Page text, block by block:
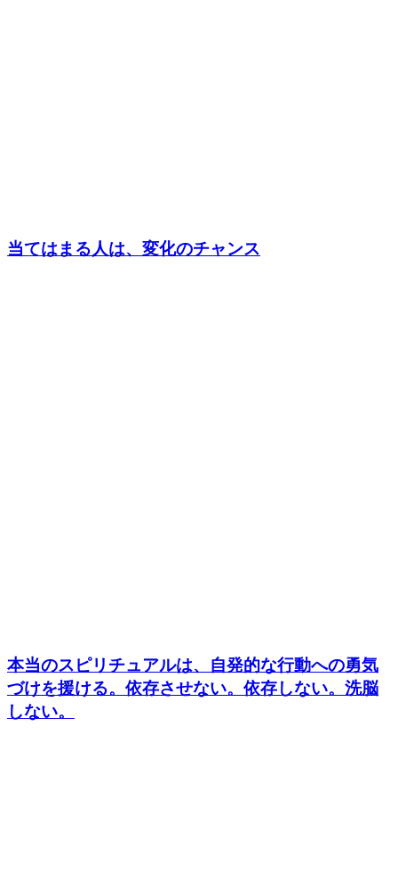
当てはまる人は、変化のチャンス
本当のスピリチュアルは、自発的な行動への勇気
づけを援ける。依存させない。依存しない。洗脳
しない。